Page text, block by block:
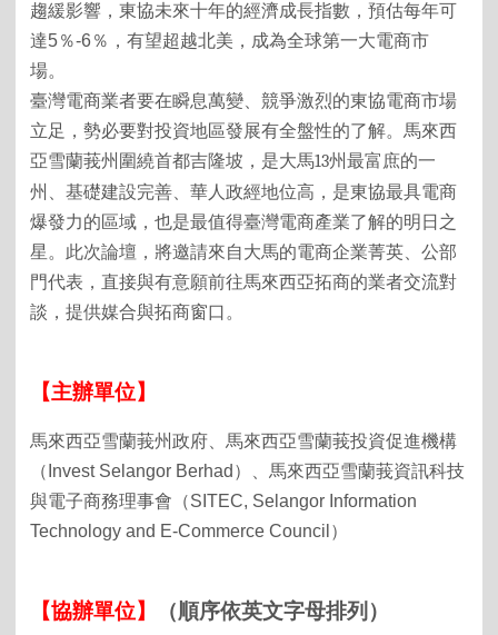
趨緩影響，東協未來十年的經濟成長指數，預估每年可
達5％-6％，有望超越北美，成為全球第一大電商市
場。
臺灣電商業者要在瞬息萬變、競爭激烈的東協電商市場
立足，勢必要對投資地區發展有全盤性的了解。馬來西
亞雪蘭莪州圍繞首都吉隆坡，是大馬13州最富庶的一
州、基礎建設完善、華人政經地位高，是東協最具電商
爆發力的區域，也是最值得臺灣電商產業了解的明日之
星。此次論壇，將邀請來自大馬的電商企業菁英、公部
門代表，直接與有意願前往馬來西亞拓商的業者交流對
談，提供媒合與拓商窗口。
【主辦單位】
馬來西亞雪蘭莪州政府、馬來西亞雪蘭莪投資促進機構
（Invest Selangor Berhad）、馬來西亞雪蘭莪資訊科技
與電子商務理事會（SITEC, Selangor Information
Technology and E-Commerce Council）
【協辦單位】 （順序依英文字母排列）